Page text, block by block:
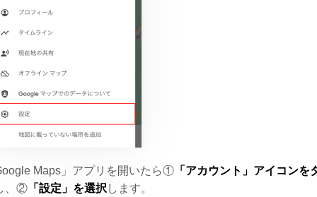
Maps」アプリを開いたら① 「アカウント」アイコンを
、② 「設定」を選択 します。